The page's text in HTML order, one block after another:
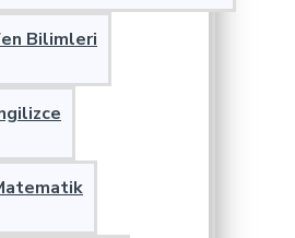
Bilimleri